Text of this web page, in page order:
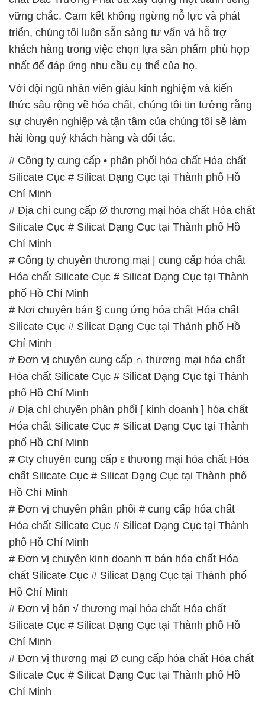
# Công ty cung cấp • phân phối hóa chất Hóa chất
Silicate Cục # Silicat Dạng Cục tại Thành phố Hồ
Chí Minh
# Địa chỉ cung cấp Ø thương mại hóa chất Hóa chất
Silicate Cục # Silicat Dạng Cục tại Thành phố Hồ
Chí Minh
# Công ty chuyên thương mại | cung cấp hóa chất
Hóa chất Silicate Cục # Silicat Dạng Cục tại Thành
phố Hồ Chí Minh
# Nơi chuyên bán § cung ứng hóa chất Hóa chất
Silicate Cục # Silicat Dạng Cục tại Thành phố Hồ
Chí Minh
# Đơn vị chuyên cung cấp ∩ thương mại hóa chất
Hóa chất Silicate Cục # Silicat Dạng Cục tại Thành
phố Hồ Chí Minh
# Địa chỉ chuyên phân phối [ kinh doanh ] hóa chất
Hóa chất Silicate Cục # Silicat Dạng Cục tại Thành
phố Hồ Chí Minh
# Cty chuyên cung cấp ε thương mại hóa chất Hóa
chất Silicate Cục # Silicat Dạng Cục tại Thành phố
Hồ Chí Minh
# Đơn vị chuyên phân phối # cung cấp hóa chất
Hóa chất Silicate Cục # Silicat Dạng Cục tại Thành
phố Hồ Chí Minh
# Đơn vị chuyên kinh doanh π bán hóa chất Hóa
chất Silicate Cục # Silicat Dạng Cục tại Thành phố
Hồ Chí Minh
# Đơn vị bán √ thương mại hóa chất Hóa chất
Silicate Cục # Silicat Dạng Cục tại Thành phố Hồ
Chí Minh
# Đơn vị thương mại Ø cung cấp hóa chất Hóa chất
Silicate Cục # Silicat Dạng Cục tại Thành phố Hồ
Chí Minh
📞 PHÒNG KINH DOANH – CÔNG TY HÓA CHẤT
ĐẮC TRƯỜNG PHÁT
🌐 Website: https://hoachatviet.net/
📞 Hotline:
– 0933.920.505 – 028.3504.5555
– 028.3756.1835 – 028.3756.1840 –